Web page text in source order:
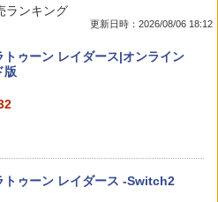
ランキング
更新日時：2026/08/06 18:12
トゥーン レイダース|オンライン
版
トゥーン レイダース -Switch2